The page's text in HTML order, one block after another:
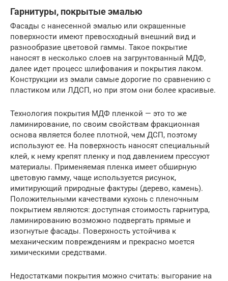
Гарнитуры, покрытые эмалью
Фасады с нанесенной эмалью или окрашенные
поверхности имеют превосходный внешний вид и
разнообразие цветовой гаммы. Такое покрытие
наносят в несколько слоев на загрунтованный МДФ,
далее идет процесс шлифования и покрытия лаком.
Конструкции из эмали самые дорогие по сравнению с
пластиком или ЛДСП, но при этом они более красивые.
Технология покрытия МДФ пленкой — это то же
ламинирование, по своим свойствам фракционная
основа является более плотной, чем ДСП, поэтому
используют ее. На поверхность наносят специальный
клей, к нему крепят пленку и под давлением прессуют
материалы. Применяемая пленка имеет обширную
цветовую гамму, чаще используется рисунок,
имитирующий природные фактуры (дерево, камень).
Положительными качествами кухонь с пленочным
покрытием являются: доступная стоимость гарнитура,
ламинированию возможно подвергать прямые и
изогнутые фасады. Поверхность устойчива к
механическим повреждениям и прекрасно моется
химическими средствами.
Недостатками покрытия можно считать: выгорание на